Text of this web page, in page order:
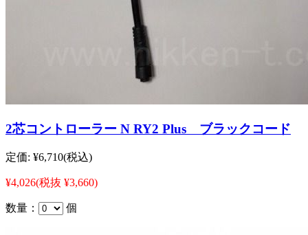
2芯コントローラー N RY2 Plus ブラックコード
定価: ¥6,710(税込)
¥4,026(税抜 ¥3,660)
数量： 個